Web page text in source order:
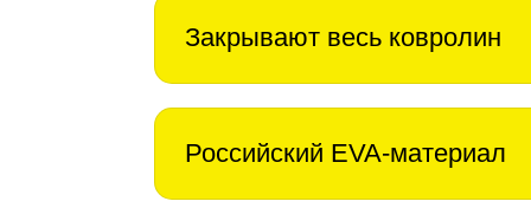
Закрывают весь ковролин
Российский EVA-материал